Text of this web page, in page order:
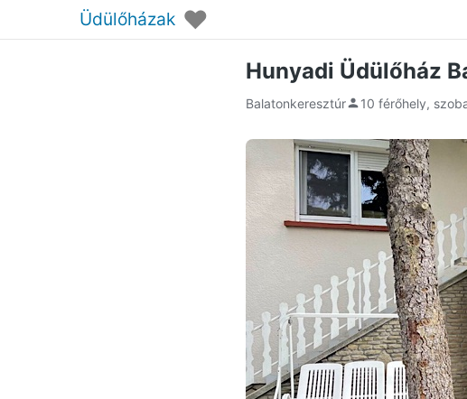
Üdülőházak ♥
Hunyadi Üdülőház
Balatonkeresztúr 10 férőhely,